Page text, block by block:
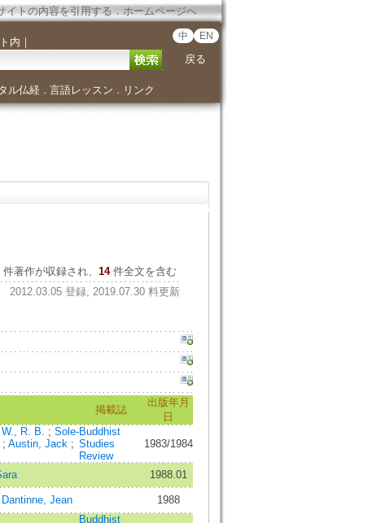
イトの内容を引用する．ホームページへ
内 ｜ 中 EN
戻る
ル仏経． 言語レッスン ． リンク
件著作が収録され、 14件全文を含む
2012.03.05 登録, 2019.07.30 料更新
掲載誌
出版年月
日
W., R. B. ; Sole-
; Austin, Jack ;
Buddhist
Studies
Review
1983/1984
1988.01
Dantinne, Jean 1988
Buddhist